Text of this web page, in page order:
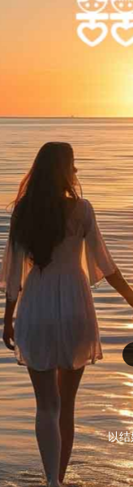
以结